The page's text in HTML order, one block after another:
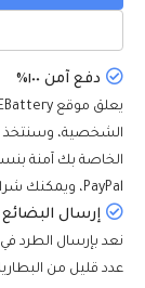
دفع آمن ١٠٠٪
الشخصية، وسنتخذ
PayPal، ويمكنك شراء بطاريات Irobot ROOMBA 4225 بثقة واطمأنية.
إرسال
عدد قليل من